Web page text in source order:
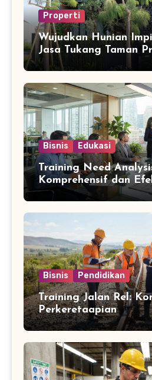
Properti
Wujudkan Hunian
Jasa Tukang Taman
Bisnis Edukasi
Training Need
Komprehensif dan
Bisnis Pendidikan
Training Jalan Rel:
Perkeretaapian